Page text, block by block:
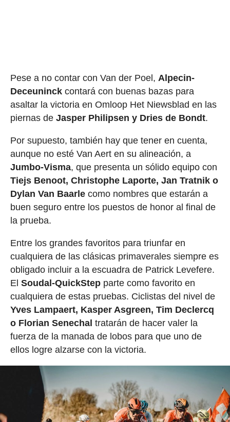
Pese a no contar con Van der Poel, Alpecin-
Deceuninckcontará con buenas bazas para
asaltar la victoria en Omloop Het Niewsblad en las
piernas de Jasper Philipsen y Dries de Bondt.
Por supuesto, también hay que tener en cuenta,
aunque no esté Van Aert en su alineación, a
Jumbo-Visma, que presenta un sólido equipo con
Tiejs Benoot, Christophe Laporte, Jan Tratnik o
Dylan Van Baarlecomo nombres que estarán a
buen seguro entre los puestos de honor al final de
la prueba.
Entre los grandes favoritos para triunfar en
cualquiera de las clásicas primaverales siempre es
obligado incluir a la escuadra de Patrick Levefere.
El Soudal-QuickStepparte como favorito en
cualquiera de estas pruebas. Ciclistas del nivel de
Yves Lampaert, Kasper Asgreen, Tim Declercq
o Florian Senechal tratarán de hacer valer la
fuerza de la manada de lobos para que uno de
ellos logre alzarse con la victoria.